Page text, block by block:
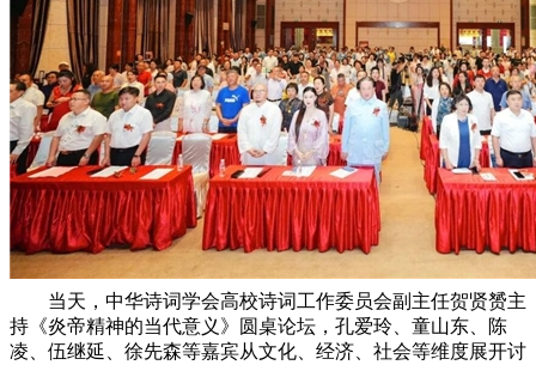
当天，中华诗词学会高校诗词工作委员会副主任贺贤赟主
持《炎帝精神的当代意义》圆桌论坛，孔爱玲、童山东、陈
凌、伍继延、徐先森等嘉宾从文化、经济、社会等维度展开讨